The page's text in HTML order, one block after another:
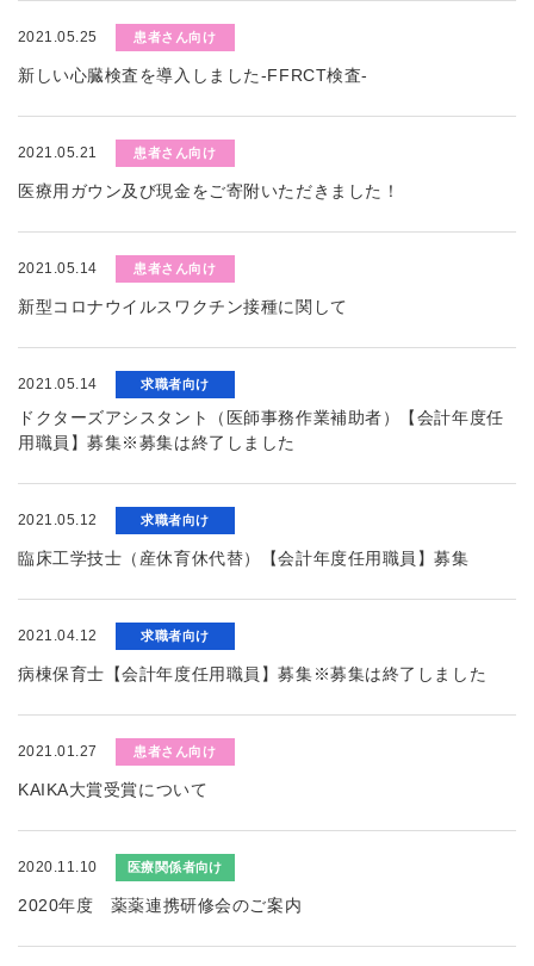
2021.05.25 患者さん向け
新しい心臓検査を導入しました-FFRCT検査-
2021.05.21 患者さん向け
医療用ガウン及び現金をご寄附いただきました！
2021.05.14 患者さん向け
新型コロナウイルスワクチン接種に関して
2021.05.14 求職者向け
ドクターズアシスタント（医師事務作業補助者）【会計年度任
用職員】募集※募集は終了しました
2021.05.12 求職者向け
臨床工学技士（産休育休代替）【会計年度任用職員】募集
2021.04.12 求職者向け
病棟保育士【会計年度任用職員】募集※募集は終了しました
2021.01.27 患者さん向け
KAIKA大賞受賞について
2020.11.10 医療関係者向け
2020年度 薬薬連携研修会のご案内